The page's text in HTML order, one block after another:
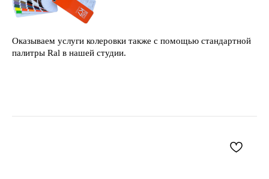
Оказываем услуги колеровки также с помощью стандартной
палитры Ral в нашей студии.